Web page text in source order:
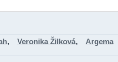
, Veronika Žilková, Argema